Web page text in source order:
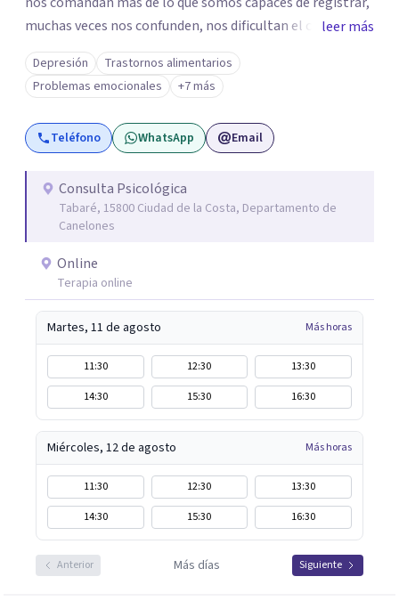
muchas veces nos confunden, nos dificultan el camino, la
toma de decisiones, el devenir diario. Cuando nos resultan
avasallantes, es allí donde nuestra psiquis puede
desbordar y manifestar síntomas que hasta el momento
no interferían con nuestra vida cotidiana, pero, no
obstante, estaban gestándose en nuestro interior. No
las emociones es salud mental y cuidar tu mente es tan
importante como cuidar tu cuerpo.
leer más
Depresión
Trastornos alimentarios
Problemas emocionales
+7 más
Teléfono WhatsApp Email
Consulta Psicológica
Tabaré, 15800 Ciudad de la Costa, Departamento de
Canelones
Online
Terapia online
Martes, 11 de agosto Más horas
11:30 12:30
13:30
14:30
15:30 16:30
Miércoles, 12 de agosto Más horas
11:30 12:30
13:30
14:30
15:30 16:30
Anterior Más días Siguiente